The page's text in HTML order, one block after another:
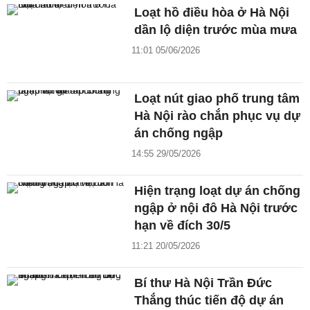
Loạt hồ điều hòa ở Hà Nội
dần lộ diện trước mùa mưa
11:01 05/06/2026
Loạt nút giao phố trung tâm
Hà Nội rào chắn phục vụ dự
án chống ngập
14:55 29/05/2026
Hiện trạng loạt dự án chống
ngập ở nội đô Hà Nội trước
hạn về đích 30/5
11:21 20/05/2026
Bí thư Hà Nội Trần Đức
Thắng thúc tiến độ dự án